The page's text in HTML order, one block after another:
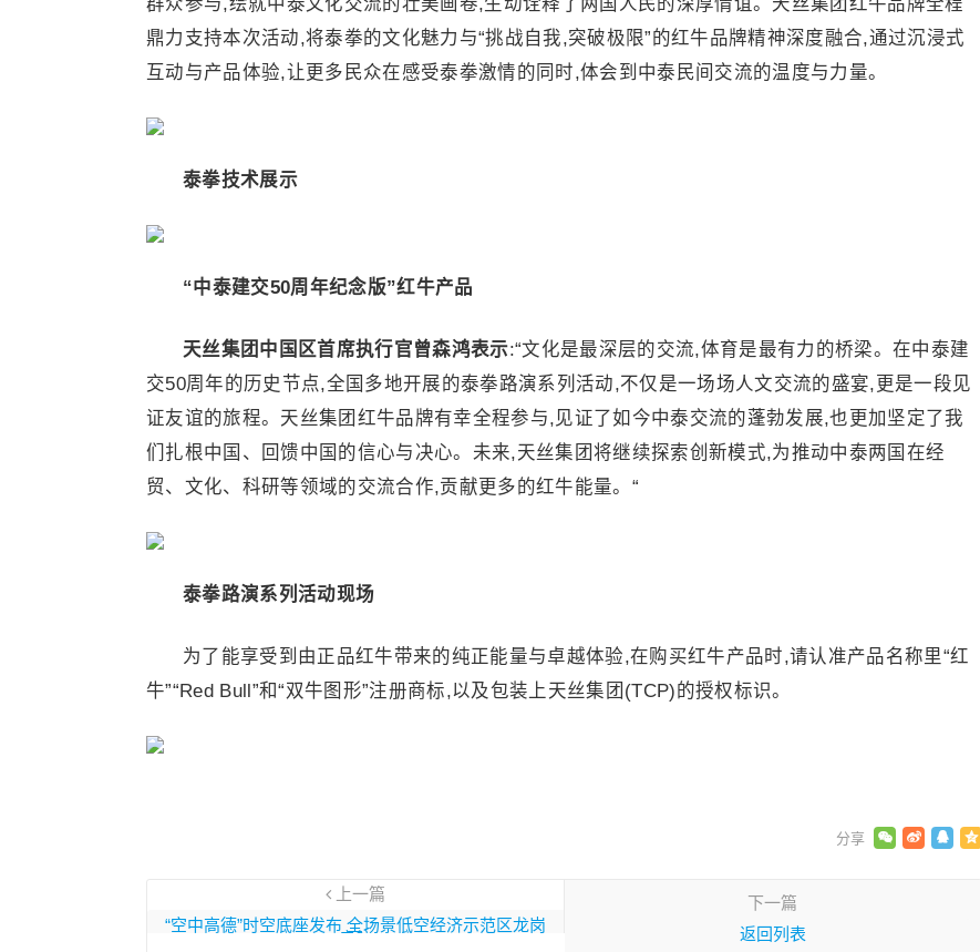
鼎力支持本次活动,将泰拳的文化魅力与“挑战自我,突破极限”的红牛品牌精神深度融合,通过沉浸式
互动与产品体验,让更多民众在感受泰拳激情的同时,体会到中泰民间交流的温度与力量。
泰拳技术展示
“中泰建交50周年纪念版”红牛产品
天丝集团中国区首席执行官曾森鸿表示:“文化是最深层的交流,体育是最有力的桥梁。在中泰建
交50周年的历史节点,全国多地开展的泰拳路演系列活动,不仅是一场场人文交流的盛宴,更是一段见
证友谊的旅程。天丝集团红牛品牌有幸全程参与,见证了如今中泰交流的蓬勃发展,也更加坚定了我
们扎根中国、回馈中国的信心与决心。未来,天丝集团将继续探索创新模式,为推动中泰两国在经
贸、文化、科研等领域的交流合作,贡献更多的红牛能量。“
泰拳路演系列 活动现场
为了能享受到由正品红牛带来的纯正能量与卓越体验,在购买红牛产品时,请认准产品名称里“红
牛”“Red Bull”和“双牛图形”注册商标,以及包装上天丝集团(TCP)的授权标识。
上一篇
“空中高德”时空底座发布 全场景低空经济示范区龙岗
启航
下一篇
返回列表